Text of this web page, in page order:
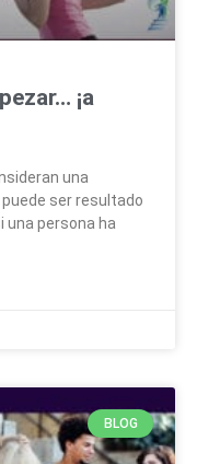
¡a
una
ser resultado
una persona ha
BLOG